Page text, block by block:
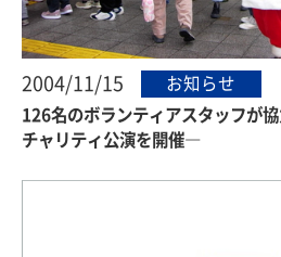
2004/11/15
お知らせ
126名のボランティアスタッフが
チャリティ公演を開催―